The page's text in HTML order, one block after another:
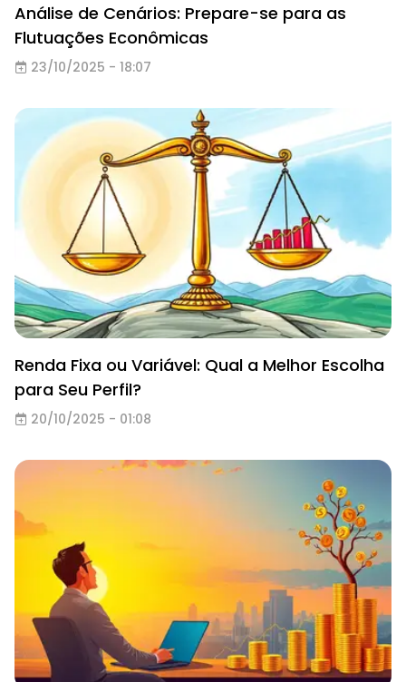
Análise de Cenários: Prepare-se para as
Flutuações Econômicas
23/10/2025 - 18:07
Renda Fixa ou Variável: Qual a Melhor Escolha
para Seu Perfil?
20/10/2025 - 01:08